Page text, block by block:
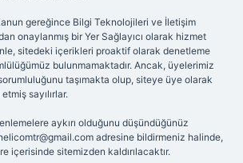
gereğince Bilgi Teknolojileri ve İletişim
onaylanmış bir Yer Sağlayıcı olarak hizmet
sitedeki içerikleri proaktif olarak denetleme
bulunmamaktadır. Ancak, üyelerimiz
taşımakta olup, siteye üye olarak
sayılırlar.
aykırı olduğunu düşündüğünüz
adresine bildirmeniz halinde,
içerisinde sitemizden kaldırılacaktır.